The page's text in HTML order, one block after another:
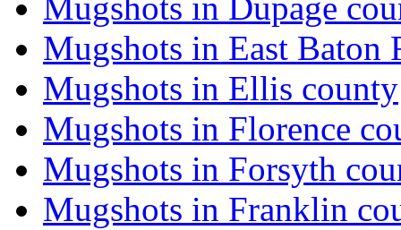
Mugshots in East Baton
Mugshots in Ellis county
Mugshots in Florence
Mugshots in Forsyth
Mugshots in Franklin